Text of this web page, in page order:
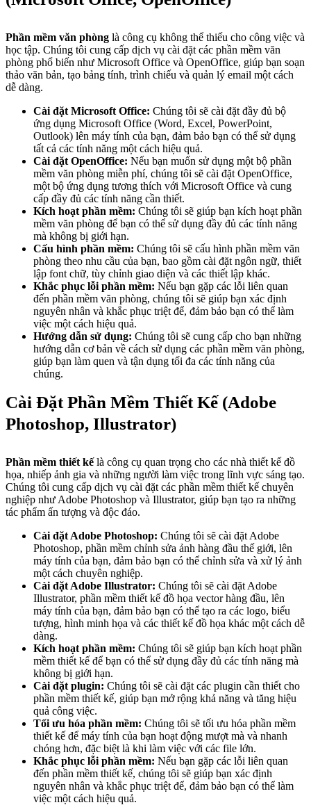
Phần mềm văn phòng là công cụ không thể thiếu cho công việc và
học tập. Chúng tôi cung cấp dịch vụ cài đặt các phần mềm văn
phòng phổ biến như Microsoft Office và OpenOffice, giúp bạn soạn
thảo văn bản, tạo bảng tính, trình chiếu và quản lý email một cách
dễ dàng.
Cài đặt Microsoft Office: Chúng tôi sẽ cài đặt đầy đủ bộ
ứng dụng Microsoft Office (Word, Excel, PowerPoint,
Outlook) lên máy tính của bạn, đảm bảo bạn có thể sử dụng
tất cả các tính năng một cách hiệu quả.
Cài đặt OpenOffice: Nếu bạn muốn sử dụng một bộ phần
mềm văn phòng miễn phí, chúng tôi sẽ cài đặt OpenOffice,
một bộ ứng dụng tương thích với Microsoft Office và cung
cấp đầy đủ các tính năng cần thiết.
Kích hoạt phần mềm: Chúng tôi sẽ giúp bạn kích hoạt phần
mềm văn phòng để bạn có thể sử dụng đầy đủ các tính năng
mà không bị giới hạn.
Cấu hình phần mềm: Chúng tôi sẽ cấu hình phần mềm văn
phòng theo nhu cầu của bạn, bao gồm cài đặt ngôn ngữ, thiết
lập font chữ, tùy chỉnh giao diện và các thiết lập khác.
Khắc phục lỗi phần mềm: Nếu bạn gặp các lỗi liên quan
đến phần mềm văn phòng, chúng tôi sẽ giúp bạn xác định
nguyên nhân và khắc phục triệt để, đảm bảo bạn có thể làm
việc một cách hiệu quả.
Hướng dẫn sử dụng: Chúng tôi sẽ cung cấp cho bạn những
hướng dẫn cơ bản về cách sử dụng các phần mềm văn phòng,
giúp bạn làm quen và tận dụng tối đa các tính năng của
chúng.
Cài Đặt Phần Mềm Thiết Kế (Adobe
Photoshop, Illustrator)
Phần mềm thiết kếlà công cụ quan trọng cho các nhà thiết kế đồ
họa, nhiếp ảnh gia và những người làm việc trong lĩnh vực sáng tạo.
Chúng tôi cung cấp dịch vụ cài đặt các phần mềm thiết kế chuyên
nghiệp như Adobe Photoshop và Illustrator, giúp bạn tạo ra những
tác phẩm ấn tượng và độc đáo.
Cài đặt Adobe Photoshop: Chúng tôi sẽ cài đặt Adobe
Photoshop, phần mềm chỉnh sửa ảnh hàng đầu thế giới, lên
máy tính của bạn, đảm bảo bạn có thể chỉnh sửa và xử lý ảnh
một cách chuyên nghiệp.
Cài đặt Adobe Illustrator: Chúng tôi sẽ cài đặt Adobe
Illustrator, phần mềm thiết kế đồ họa vector hàng đầu, lên
máy tính của bạn, đảm bảo bạn có thể tạo ra các logo, biểu
tượng, hình minh họa và các thiết kế đồ họa khác một cách dễ
dàng.
Kích hoạt phần mềm: Chúng tôi sẽ giúp bạn kích hoạt phần
mềm thiết kế để bạn có thể sử dụng đầy đủ các tính năng mà
không bị giới hạn.
Cài đặt plugin: Chúng tôi sẽ cài đặt các plugin cần thiết cho
phần mềm thiết kế, giúp bạn mở rộng khả năng và tăng hiệu
quả công việc.
Tối ưu hóa phần mềm: Chúng tôi sẽ tối ưu hóa phần mềm
thiết kế để máy tính của bạn hoạt động mượt mà và nhanh
chóng hơn, đặc biệt là khi làm việc với các file lớn.
Khắc phục lỗi phần mềm: Nếu bạn gặp các lỗi liên quan
đến phần mềm thiết kế, chúng tôi sẽ giúp bạn xác định
nguyên nhân và khắc phục triệt để, đảm bảo bạn có thể làm
việc một cách hiệu quả.